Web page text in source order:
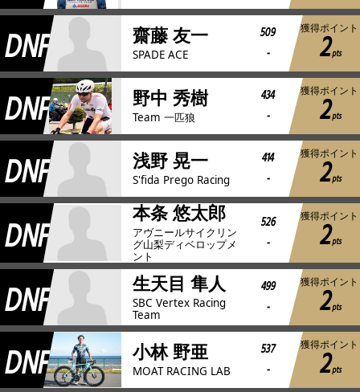
DNF 齋藤 友一
SPADE ACE
509
-
獲得ポイント
2pts
DNF 野中 秀樹
Team 一匹狼
434
-
獲得ポイント
2pts
DNF 浅野 晃一
S'fida Prego Racing
414
-
獲得ポイント
2pts
DNF 本条 悠太郎
アヴニールサイクリン
グ山梨ディベロップメ
ント
526
-
獲得ポイント
2pts
DNF 生天目 隼人
SBC Vertex Racing
Team
499
-
獲得ポイント
2pts
DNF 小林 野亜
MOAT RACING LAB
537
-
獲得ポイント
2pts